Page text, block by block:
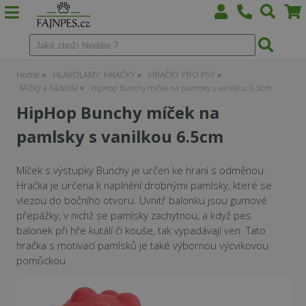
Home HLAVOLAMY, HRAČKY
HRAČKY PRO PSY
Míčky a házedla
HipHop Bunchy míček na pamlsky s vanilkou 6.5cm
HipHop Bunchy míček na
pamlsky s vanilkou 6.5cm
Míček s výstupky Bunchy je určen ke hraní s odměnou.
Hračka je určena k naplnění drobnými pamlsky, které se
vlezou do bočního otvoru. Uvnitř balonku jsou gumové
přepážky, v nichž se pamlsky zachytnou, a když pes
balonek při hře kutálí či kouše, tak vypadávají ven. Tato
hračka s motivací pamlsků je také výbornou výcvikovou
pomůckou.